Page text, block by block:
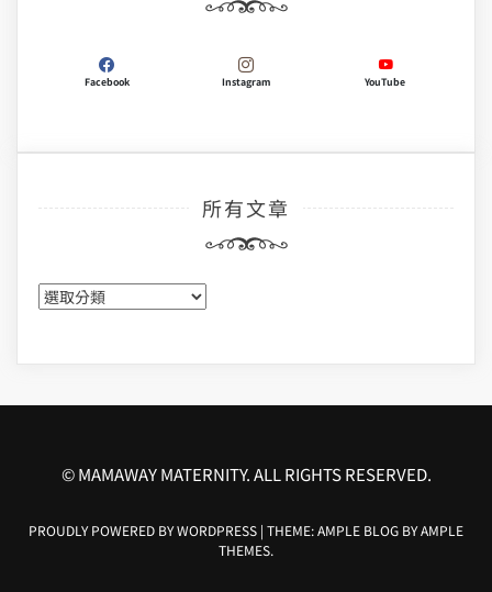
Facebook Instagram YouTube
所有文章
所
有
章
© MAMAWAY MATERNITY. ALL RIGHTS RESERVED.
PROUDLY POWERED BY WORDPRESS | THEME: AMPLE BLOG BYAMPLE
THEMES.